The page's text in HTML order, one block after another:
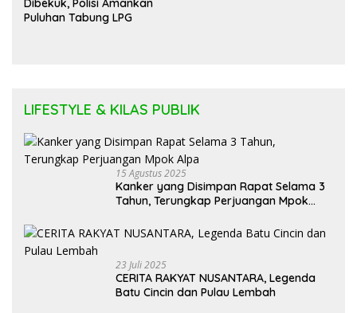
Dibekuk, Polisi Amankan
Puluhan Tabung LPG
LIFESTYLE & KILAS PUBLIK
15 Agustus 2025
Kanker yang Disimpan Rapat Selama 3
Tahun, Terungkap Perjuangan Mpok
23 Juli 2025
CERITA RAKYAT NUSANTARA, Legenda
Batu Cincin dan Pulau Lembah